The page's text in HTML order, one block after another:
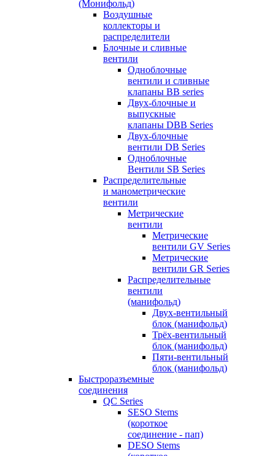
(Монифольд)
Воздушные
коллекторы и
распределители
Блочные и сливные
вентили
Одноблочные
вентили и сливные
клапаны BB series
Двух-блочные и
выпускные
клапаны DBB Series
Двух-блочные
вентили DB Series
Одноблочные
Вентили SB Series
Распределительные
и манометрические
вентили
Метрические
вентили
Метрические
вентили GV Series
Метрические
вентили GR Series
Распределительные
вентили
(манифольд)
Двух-вентильный
блок (манифольд)
Трёх-вентильный
блок (манифольд)
Пяти-вентильный
блок (манифольд)
Быстроразъемные
соединения
QC Series
SESO Stems
(короткое
соединение - пап)
DESO Stems